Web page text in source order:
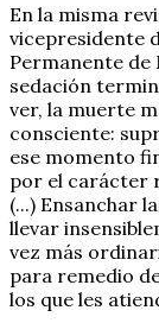
En la misma
vicepresidente
Permanente de
sedación
ver, la muerte
consciente:
ese momento
por el carácter
(...) Ensanchar
llevar
vez más
para remedio
los que les